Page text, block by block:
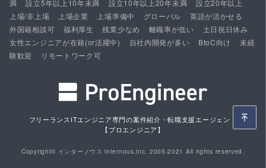
満
設立5年以上10年未満 設立10年以上20年未満
設立20年以上
上場/非上場
上場企業 上場準備中 グローバル
英語が活かせる
外国籍相談可
福利厚生 残業少なめ 離職率が低い
土日祝日休み
女性エンジニアが在籍(or活躍中)
自社内開発が多い BtoC向け
未経
験歓迎
リモートワーク可
フリーランスITエンジニア専門の案件紹介・転職支援エージェント
【プロエンジニア】
Copyright© インターノウス internous,inc. 2005-2021 All rights reserved.